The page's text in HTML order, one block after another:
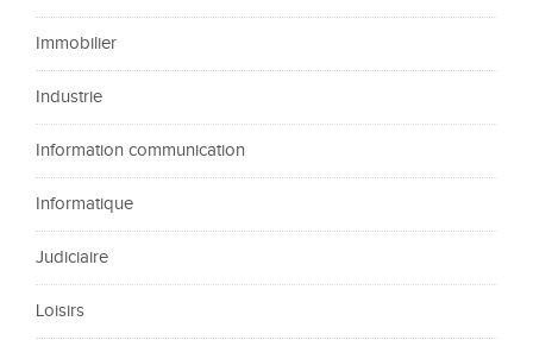
Immobilier
Industrie
Information communication
Informatique
Judiciaire
Loisirs